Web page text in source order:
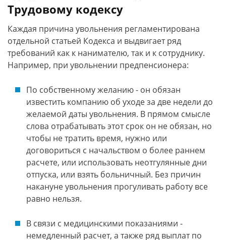
Трудовому кодексу
Каждая причина увольнения регламентирована
отдельной статьей Кодекса и выдвигает ряд
требований как к нанимателю, так и к сотруднику.
Например, при увольнении предпенсионера:
По собственному желанию - он обязан
известить компанию об уходе за две недели до
желаемой даты увольнения. В прямом смысле
слова отрабатывать этот срок он не обязан, но
чтобы не тратить время, нужно или
договориться с начальством о более раннем
расчете, или использовать неотгулянные дни
отпуска, или взять больничный. Без причин
накануне увольнения прогуливать работу все
равно нельзя.
В связи с медицинскими показаниями -
немедленный расчет, а также ряд выплат по